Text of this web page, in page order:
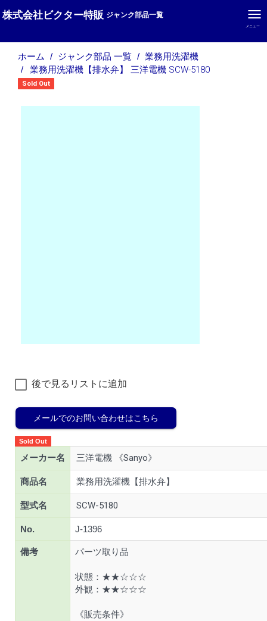
メニュー
株式会社ビクター特販 ジャンク部品一覧
ホーム ジャンク部品 一覧 業務用洗濯機
業務用洗濯機【排水弁】 三洋電機 SCW-5180
Sold Out
後で見るリストに追加
メールでのお問い合わせはこちら
Sold Out
メーカー名 三洋電機 《Sanyo》
商品名 業務用洗濯機【排水弁】
型式名 SCW-5180
No. J-1396
備考 パーツ取り品
状態：★★☆☆☆
外観：★★☆☆☆
《販売条件》